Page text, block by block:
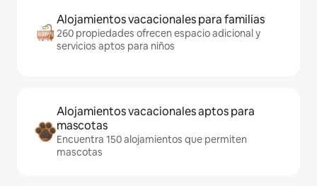
Alojamientos vacacionales para familias
260 propiedades ofrecen espacio adicional y
servicios aptos para niños
Alojamientos vacacionales aptos para
mascotas
Encuentra 150 alojamientos que permiten
mascotas